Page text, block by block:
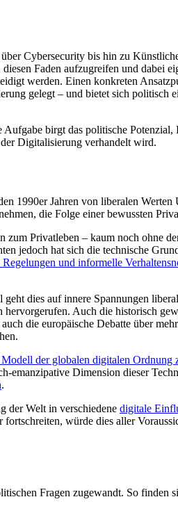
Cybersecurity bis hin zu
Faden aufzugreifen und dabei
werden. Einen konkreten
gelegt – und bietet sich politisch
birgt das politische
Digitalisierung verhandelt wird.
1990er Jahren von libe­ralen
die Folge einer bewussten
Privatleben – kaum noch ohne
jedoch hat sich die technische
und infor­melle
geht dies auf innere Spannungen
Auch die historisch
die europäische Debatte über
der globalen digita­len Ordnung
emanzipative Dimension dieser
.
der Welt in verschiedene digitale
fortschreiten, würde dies aller
Fragen zugewandt. So finden